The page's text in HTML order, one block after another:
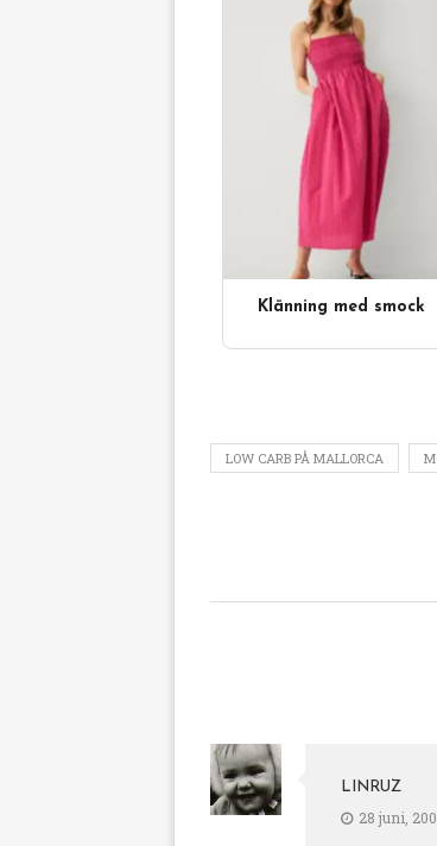
Klänning med smock
LOW CARB PÅ MALLORCA
LINRUZ
28 juni,